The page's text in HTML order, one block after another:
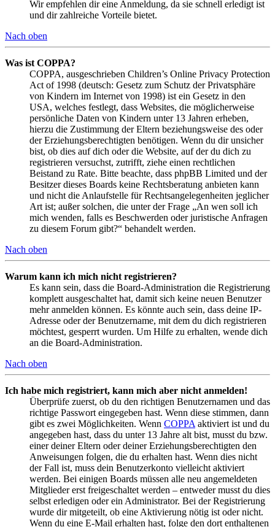
Wir empfehlen dir eine Anmeldung, da sie schnell erledigt ist
und dir zahlreiche Vorteile bietet.
Nach oben
Was ist COPPA?
COPPA, ausgeschrieben Children’s Online Privacy Protection
Act of 1998 (deutsch: Gesetz zum Schutz der Privatsphäre
von Kindern im Internet von 1998) ist ein Gesetz in den
USA, welches festlegt, dass Websites, die möglicherweise
persönliche Daten von Kindern unter 13 Jahren erheben,
hierzu die Zustimmung der Eltern beziehungsweise des oder
der Erziehungsberechtigten benötigen. Wenn du dir unsicher
bist, ob dies auf dich oder die Website, auf der du dich zu
registrieren versuchst, zutrifft, ziehe einen rechtlichen
Beistand zu Rate. Bitte beachte, dass phpBB Limited und der
Besitzer dieses Boards keine Rechtsberatung anbieten kann
und nicht die Anlaufstelle für Rechtsangelegenheiten jeglicher
Art ist; außer solchen, die unter der Frage „An wen soll ich
mich wenden, falls es Beschwerden oder juristische Anfragen
zu diesem Forum gibt?“ behandelt werden.
Nach oben
Warum kann ich mich nicht registrieren?
Es kann sein, dass die Board-Administration die Registrierung
komplett ausgeschaltet hat, damit sich keine neuen Benutzer
mehr anmelden können. Es könnte auch sein, dass deine IP-
Adresse oder der Benutzername, mit dem du dich registrieren
möchtest, gesperrt wurden. Um Hilfe zu erhalten, wende dich
an die Board-Administration.
Nach oben
Ich habe mich registriert, kann mich aber nicht anmelden!
Überprüfe zuerst, ob du den richtigen Benutzernamen und das
richtige Passwort eingegeben hast. Wenn diese stimmen, dann
gibt es zwei Möglichkeiten. Wenn COPPA aktiviert ist und du
angegeben hast, dass du unter 13 Jahre alt bist, musst du bzw.
einer deiner Eltern oder deiner Erziehungsberechtigten den
Anweisungen folgen, die du erhalten hast. Wenn dies nicht
der Fall ist, muss dein Benutzerkonto vielleicht aktiviert
werden. Bei einigen Boards müssen alle neu angemeldeten
Mitglieder erst freigeschaltet werden – entweder musst du dies
selbst erledigen oder ein Administrator. Bei der Registrierung
wurde dir mitgeteilt, ob eine Aktivierung nötig ist oder nicht.
Wenn du eine E-Mail erhalten hast, folge den dort enthaltenen